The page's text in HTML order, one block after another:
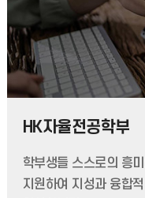
HK자율전공학부
학부생들 스스로의 흥
지원하여 지성과 융합